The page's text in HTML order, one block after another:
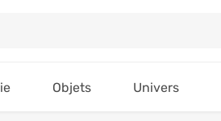
Objets Univers